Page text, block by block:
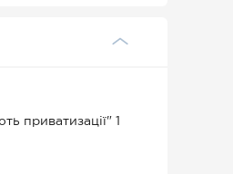
приватизації" 1